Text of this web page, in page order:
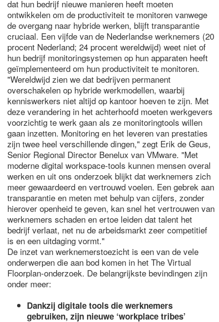
dat hun bedrijf nieuwe manieren heeft moeten
ontwikkelen om de productiviteit te monitoren vanwege
de overgang naar hybride werken, blijft transparantie
cruciaal. Een vijfde van de Nederlandse werknemers (20
procent Nederland; 24 procent wereldwijd) weet niet of
hun bedrijf monitoringsystemen op hun apparaten heeft
geïmplementeerd om hun productiviteit te monitoren.
"Wereldwijd zien we dat bedrijven permanent
overschakelen op hybride werkmodellen, waarbij
kenniswerkers niet altijd op kantoor hoeven te zijn. Met
deze verandering in het achterhoofd moeten werkgevers
voorzichtig te werk gaan als ze monitoringtools willen
gaan inzetten. Monitoring en het leveren van prestaties
zijn twee heel verschillende dingen," zegt Erik de Geus,
Senior Regional Director Benelux van VMware. "Met
moderne digital workspace-tools kunnen mensen overal
werken en uit ons onderzoek blijkt dat werknemers zich
meer gewaardeerd en vertrouwd voelen. Een gebrek aan
transparantie en meten met behulp van cijfers, zonder
hierover openheid te geven, kan snel het vertrouwen van
werknemers schaden en ertoe leiden dat talent het
bedrijf verlaat, net nu de arbeidsmarkt zeer competitief
is en een uitdaging vormt."
De inzet van werknemerstoezicht is een van de vele
onderwerpen die aan bod komen in het The Virtual
Floorplan-onderzoek. De belangrijkste bevindingen zijn
onder meer:
Dankzij digitale tools die werknemers
gebruiken, zijn nieuwe ‘workplace tribes’